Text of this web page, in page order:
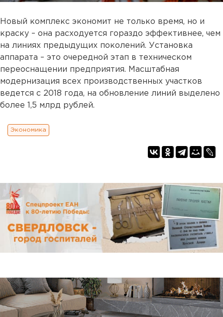
Новый комплекс экономит не только время, но и
краску – она расходуется гораздо эффективнее, чем
на линиях предыдущих поколений. Установка
аппарата – это очередной этап в техническом
переоснащении предприятия. Масштабная
модернизация всех производственных участков
ведется с 2018 года, на обновление линий выделено
более 1,5 млрд рублей.
Экономика